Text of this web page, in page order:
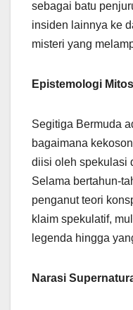
sebagai batu
insiden lainnya ke
misteri yang
Epistemologi
Segitiga Bermuda
bagaimana
diisi oleh spekulasi
Selama bertahun-
penganut teori
klaim spekulatif,
legenda hingga
Narasi